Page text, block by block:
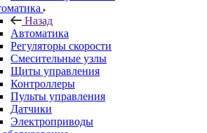
Назад
Автоматика
Регуляторы скорости
Смесительные узлы
Щиты управления
Контроллеры
Пульты управления
Датчики
Электроприводы